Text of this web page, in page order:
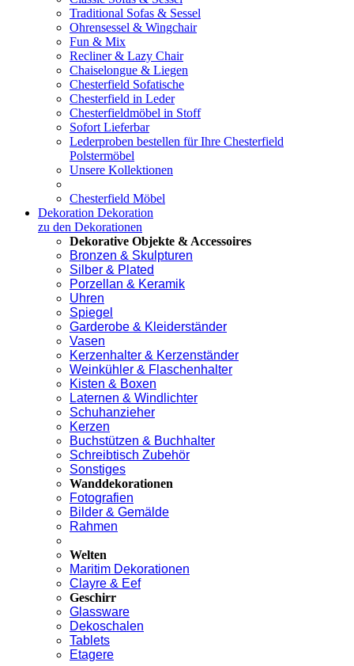
Traditional Sofas & Sessel
Ohrensessel & Wingchair
Fun & Mix
Recliner & Lazy Chair
Chaiselongue & Liegen
Chesterfield Sofatische
Chesterfield in Leder
Chesterfieldmöbel in Stoff
Sofort Lieferbar
Lederproben bestellen für Ihre Chesterfield
Polstermöbel
Unsere Kollektionen
Chesterfield Möbel
Dekoration Dekoration
zu den Dekorationen
Dekorative Objekte & Accessoires
Bronzen & Skulpturen
Silber & Plated
Porzellan & Keramik
Uhren
Spiegel
Garderobe & Kleiderständer
Vasen
Kerzenhalter & Kerzenständer
Weinkühler & Flaschenhalter
Kisten & Boxen
Laternen & Windlichter
Schuhanzieher
Kerzen
Buchstützen & Buchhalter
Schreibtisch Zubehör
Sonstiges
Wanddekorationen
Fotografien
Bilder & Gemälde
Rahmen
Welten
Maritim Dekorationen
Clayre & Eef
Geschirr
Glassware
Dekoschalen
Tablets
Etagere